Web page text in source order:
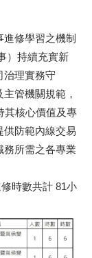
修學習之機制
）持續充實新
治理實務守
管機關規範，
其核心價值及專
供防範內線交易
務所需之各專業
時數共計 81小